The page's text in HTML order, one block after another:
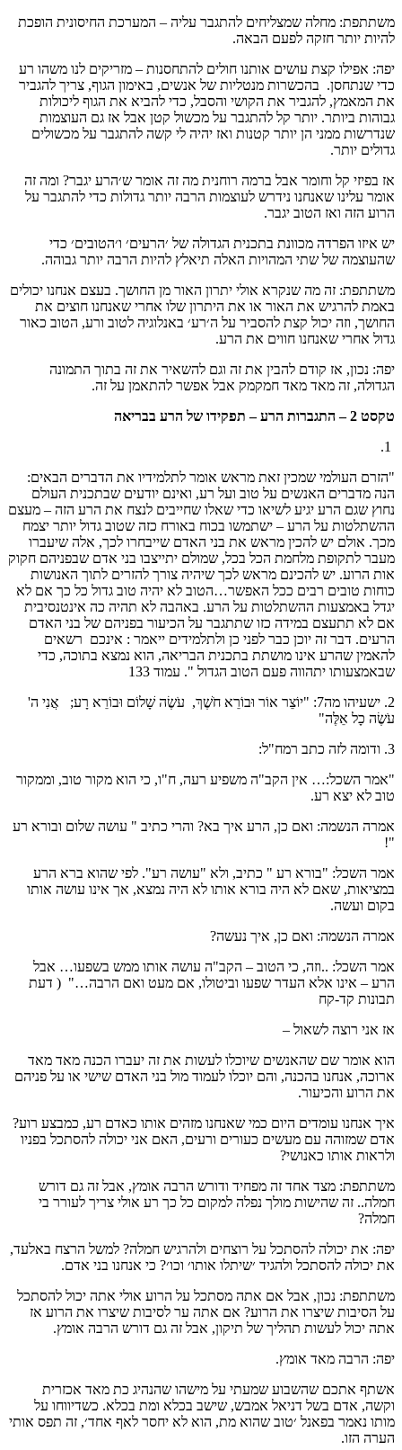
משתתפת: מחלה שמצליחים להתגבר עליה – המערכת החיסונית הופכת
להיות יותר חזקה לפעם הבאה.
יפה: אפילו קצת עושים אותנו חולים להתחסנות – מזריקים לנו משהו רע
כדי שנתחסן. בהכשרות מנטליות של אנשים, באימון הגוף, צריך להגביר
את המאמץ, להגביר את הקושי והסבל, כדי להביא את הגוף ליכולות
גבוהות ביותר. יותר קל להתגבר על מכשול קטן אבל אז גם העוצמות
שנדרשות ממני הן יותר קטנות ואז יהיה לי קשה להתגבר על מכשולים
גדולים יותר.
אז בפיזי קל וחומר אבל ברמה רוחנית מה זה אומר ש׳הרע יגבר? ומה זה
אומר עלינו שאנחנו נידרש לעוצמות הרבה יותר גדולות כדי להתגבר על
הרוע הזה ואז הטוב יגבר.
יש איזו הפרדה מכוונת בתכנית הגדולה של ׳הרעים׳ ו׳הטובים׳ כדי
שהעוצמה של שתי המהויות האלה תיאלץ להיות הרבה יותר גבוהה.
משתתפת: זה מה שנקרא אולי יתרון האור מן החושך. בעצם אנחנו יכולים
באמת להרגיש את האור או את היתרון שלו אחרי שאנחנו חוצים את
החושך, וזה יכול קצת להסביר על ה׳רע׳ באנלוגיה לטוב ורע, הטוב כאור
גדול אחרי שאנחנו חווים את הרע.
יפה: נכון, אז קודם להבין את זה וגם להשאיר את זה בתוך התמונה
הגדולה, זה מאד מאד חמקמק אבל אפשר להתאמן על זה.
טקסט 2 – התגברות הרע – תפקידו של הרע בבריאה
1.
"הזרם העולמי שמכין זאת מראש אומר לתלמידיו את הדברים הבאים:
הנה מדברים האנשים על טוב ועל רע, ואינם יודעים שבתכנית העולם
נחוץ שגם הרע יגיע לשיאו כדי שאלו שחייבים לנצח את הרע הזה – מעצם
ההשתלטות על הרע – ישתמשו בכוח באורח כזה שטוב גדול יותר יצמח
מכך. אולם יש להכין מראש את בני האדם שייבחרו לכך, אלה שיעברו
מעבר לתקופת מלחמת הכל בכל, שמולם יתייצבו בני אדם שבפניהם חקוק
אות הרוע. יש להכינם מראש לכך שיהיה צורך להזרים לתוך האנושות
כוחות טובים רבים ככל האפשר…הטוב לא יהיה טוב גדול כל כך אם לא
יגדל באמצעות ההשתלטות על הרע. באהבה לא תהיה כה אינטנסיבית
אם לא תתעצם במידה כזו שתתגבר על הכיעור בפניהם של בני האדם
הרעים. דבר זה יוכן כבר לפני כן ולתלמידים ייאמר : אינכם רשאים
להאמין שהרע אינו מושתת בתכנית הבריאה, הוא נמצא בתוכה, כדי
שבאמצעותו יתהווה פעם הטוב הגדול ". עמוד 133
2. ישעיהו מה7: "יוֹצֵר אוֹר וּבוֹרֵא חֹשֶׁךְ, עֹשֶׂה שָׁלוֹם וּבוֹרֵא רָע; אֲנִי ה'
עֹשֶׂה כָל אֵלֶּה"
3. ודומה לזה כתב רמח"ל:
"אמר השכל:… אין הקב"ה משפיע רעה, ח"ו, כי הוא מקור טוב, וממקור
טוב לא יצא רע.
אמרה הנשמה: ואם כן, הרע איך בא? והרי כתיב " עושה שלום ובורא רע
"!
אמר השכל: "בורא רע " כתיב, ולא "עושה רע". לפי שהוא ברא הרע
במציאות, שאם לא היה בורא אותו לא היה נמצא, אך אינו עושה אותו
בקום ועשה.
אמרה הנשמה: ואם כן, איך נעשה?
אמר השכל: ..וזה, כי הטוב – הקב"ה עושה אותו ממש בשפעו… אבל
הרע – אינו אלא העדר שפעו וביטולו, אם מעט ואם הרבה…" ( דעת
תבונות קד-קח
אז אני רוצה לשאול –
הוא אומר שם שהאנשים שיוכלו לעשות את זה יעברו הכנה מאד מאד
ארוכה, אנחנו בהכנה, והם יוכלו לעמוד מול בני האדם שישי או על פניהם
את הרוע והכיעור.
איך אנחנו עומדים היום כמי שאנחנו מזהים אותו כאדם רע, כמבצע רוע?
אדם שמזוהה עם מעשים כעורים ורעים, האם אני יכולה להסתכל בפניו
ולראות אותו כאנושי?
משתתפת: מצד אחד זה מפחיד ודורש הרבה אומץ, אבל זה גם דורש
חמלה.. זה שהישות מולך נפלה למקום כל כך רע אולי צריך לעורר בי
חמלה?
יפה: את יכולה להסתכל על רוצחים ולהרגיש חמלה? למשל הרצח באלעד,
את יכולה להסתכל ולהגיד ׳שיתלו אותו׳ וכו׳? כי אנחנו בני אדם.
משתתפת: נכון, אבל אם אתה מסתכל על הרוע אולי אתה יכול להסתכל
על הסיבות שיצרו את הרוע? אם אתה ער לסיבות שיצרו את הרוע אז
אתה יכול לעשות תהליך של תיקון, אבל זה גם דורש הרבה אומץ.
יפה: הרבה מאד אומץ.
אשתף אתכם שהשבוע שמעתי על מישהו שהנהיג כת מאד אכזרית
וקשה, אדם בשל דניאל אמבש, שישב בכלא ומת בכלא. כשדיווחו על
מותו נאמר בפאנל ׳טוב שהוא מת, הוא לא יחסר לאף אחד׳, זה תפס אותי
הערה הזו.